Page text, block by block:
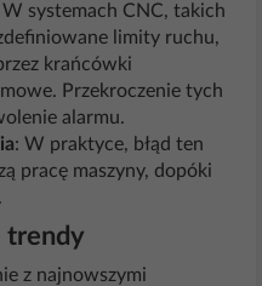
W systemach CNC, takich
limity ruchu,
krańcówki
Przekroczenie tych
alarmu.
: W praktyce, błąd ten
pracę maszyny, dopóki
trendy
z najnowszymi